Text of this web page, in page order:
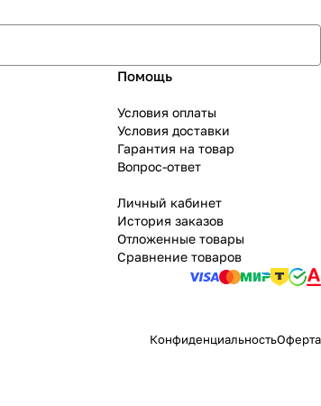
Помощь
Условия оплаты
Условия доставки
Гарантия на товар
Вопрос-ответ
Личный кабинет
История заказов
Отложенные товары
Сравнение товаров
КонфиденциальностьОферта